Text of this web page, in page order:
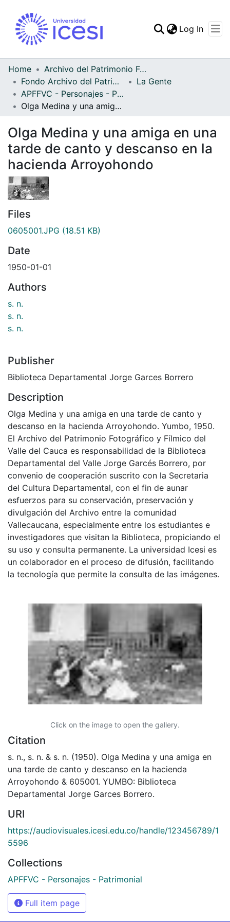
Statistics
Log In
Home
Archivo del Patrimonio Fotográfico y Fílmico del Valle del Cauca
Fondo Archivo del Patrimonio Fotográfico y Fílmico del Valle del Cauca
La Gente
APFFVC - Personajes - Patrimonial
Olga Medina y una amiga en una tarde de canto y descanso en la hacienda Arroyohondo
Olga Medina y una amiga en una
tarde de canto y descanso en la
hacienda Arroyohondo
Files
0605001.JPG (18.51 KB)
Date
1950-01-01
Authors
s. n.
s. n.
s. n.
Publisher
Biblioteca Departamental Jorge Garces Borrero
Description
Olga Medina y una amiga en una tarde de canto y
descanso en la hacienda Arroyohondo. Yumbo, 1950.
El Archivo del Patrimonio Fotográfico y Fílmico del
Valle del Cauca es responsabilidad de la Biblioteca
Departamental del Valle Jorge Garcés Borrero, por
convenio de cooperación suscrito con la Secretaria
del Cultura Departamental, con el fin de aunar
esfuerzos para su conservación, preservación y
divulgación del Archivo entre la comunidad
Vallecaucana, especialmente entre los estudiantes e
investigadores que visitan la Biblioteca, propiciando el
su uso y consulta permanente. La universidad Icesi es
un colaborador en el proceso de difusión, facilitando
la tecnología que permite la consulta de las imágenes.
Click on the image to open the gallery.
Citation
s. n., s. n. & s. n. (1950). Olga Medina y una amiga en
una tarde de canto y descanso en la hacienda
Arroyohondo & 605001. YUMBO: Biblioteca
Departamental Jorge Garces Borrero.
URI
https://audiovisuales.icesi.edu.co/handle/123456789/1
5596
Collections
APFFVC - Personajes - Patrimonial
Full item page